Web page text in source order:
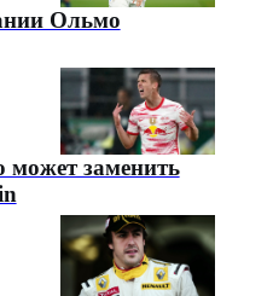
Ольмо
заменить